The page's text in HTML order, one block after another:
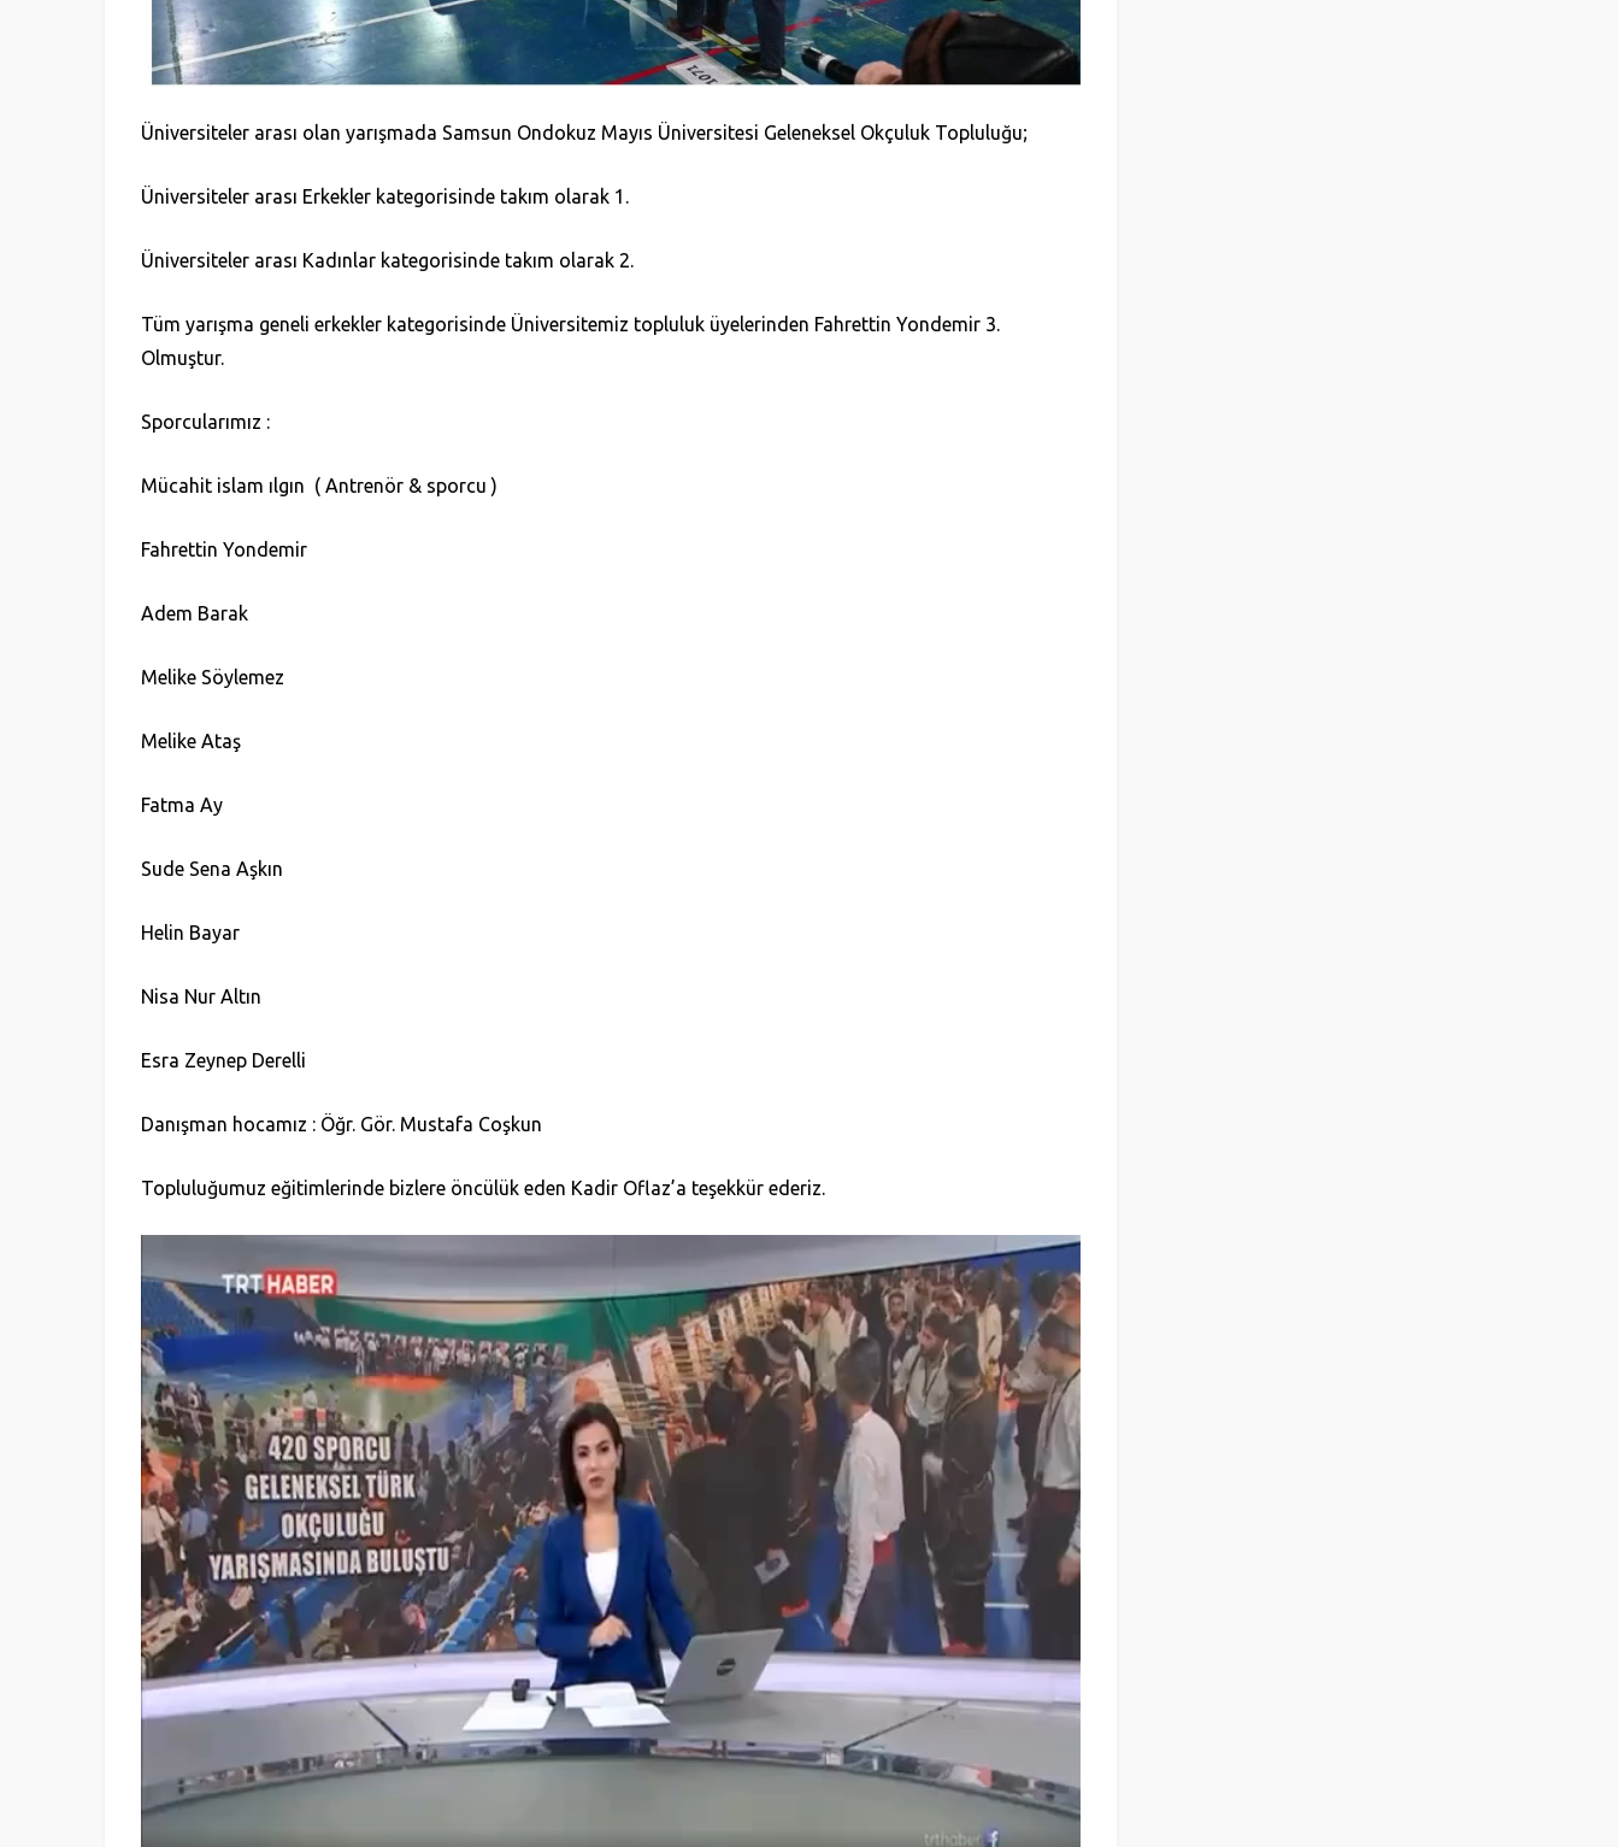
Üniversiteler arası olan yarışmada Samsun Ondokuz Mayıs Üniversitesi Geleneksel Okçuluk Topluluğu;
Üniversiteler arası Erkekler kategorisinde takım olarak 1.
Üniversiteler arası Kadınlar kategorisinde takım olarak 2.
Tüm yarışma geneli erkekler kategorisinde Üniversitemiz topluluk üyelerinden Fahrettin Yondemir 3.
Olmuştur.
Sporcularımız :
Mücahit islam ılgın ( Antrenör & sporcu )
Fahrettin Yondemir
Adem Barak
Melike Söylemez
Melike Ataş
Fatma Ay
Sude Sena Aşkın
Helin Bayar
Nisa Nur Altın
Esra Zeynep Derelli
Danışman hocamız : Öğr. Gör. Mustafa Coşkun
Topluluğumuz eğitimlerinde bizlere öncülük eden Kadir Oflaz’a teşekkür ederiz.